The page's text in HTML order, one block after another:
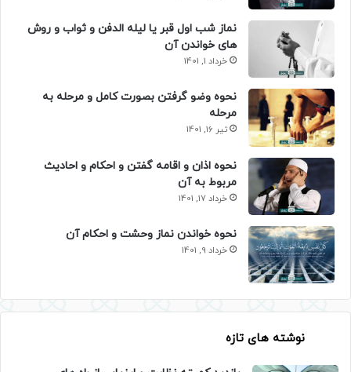
نماز شب اول قبر یا لیله الدفن و ثواب و روش
های خواندن آن
خرداد 1, 1401
نحوه وضو گرفتن بصورت کامل و مرحله به
مرحله
تیر 16, 1401
نحوه اذان و اقامه گفتن و احکام و احادیث
مربوط به آن
خرداد 17, 1401
نحوه خواندن نماز وحشت و احکام آن
خرداد 9, 1401
نوشته های تازه